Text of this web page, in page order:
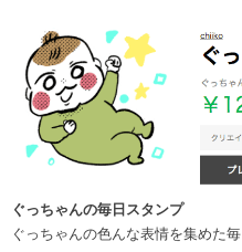
ぐっちゃんの毎日スタンプ
ぐっちゃんの色んな表情を集めた毎